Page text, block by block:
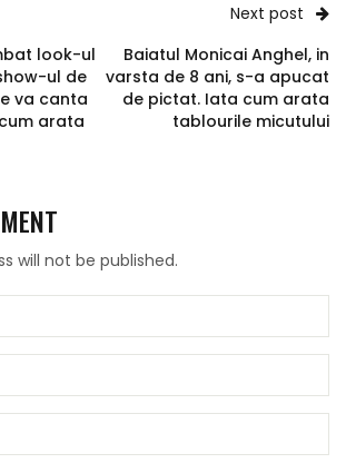
look-ul
ul de
va canta
arata
Next post
Baiatul Monicai Anghel, in
varsta de 8 ani, s-a apucat
de pictat. Iata cum arata
tablourile micutului
will not be published.